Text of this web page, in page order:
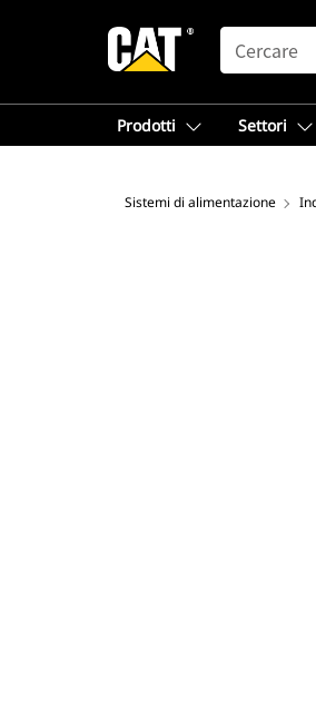
SEARCH
Prodotti Settori
Sistemi di alimentazione